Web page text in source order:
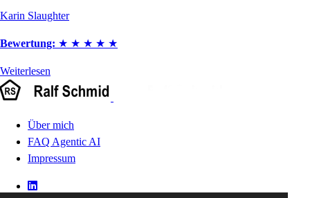
Karin Slaughter
Bewertung: ★ ★ ★ ★ ★
Weiterlesen
Über mich
FAQ Agentic AI
Impressum